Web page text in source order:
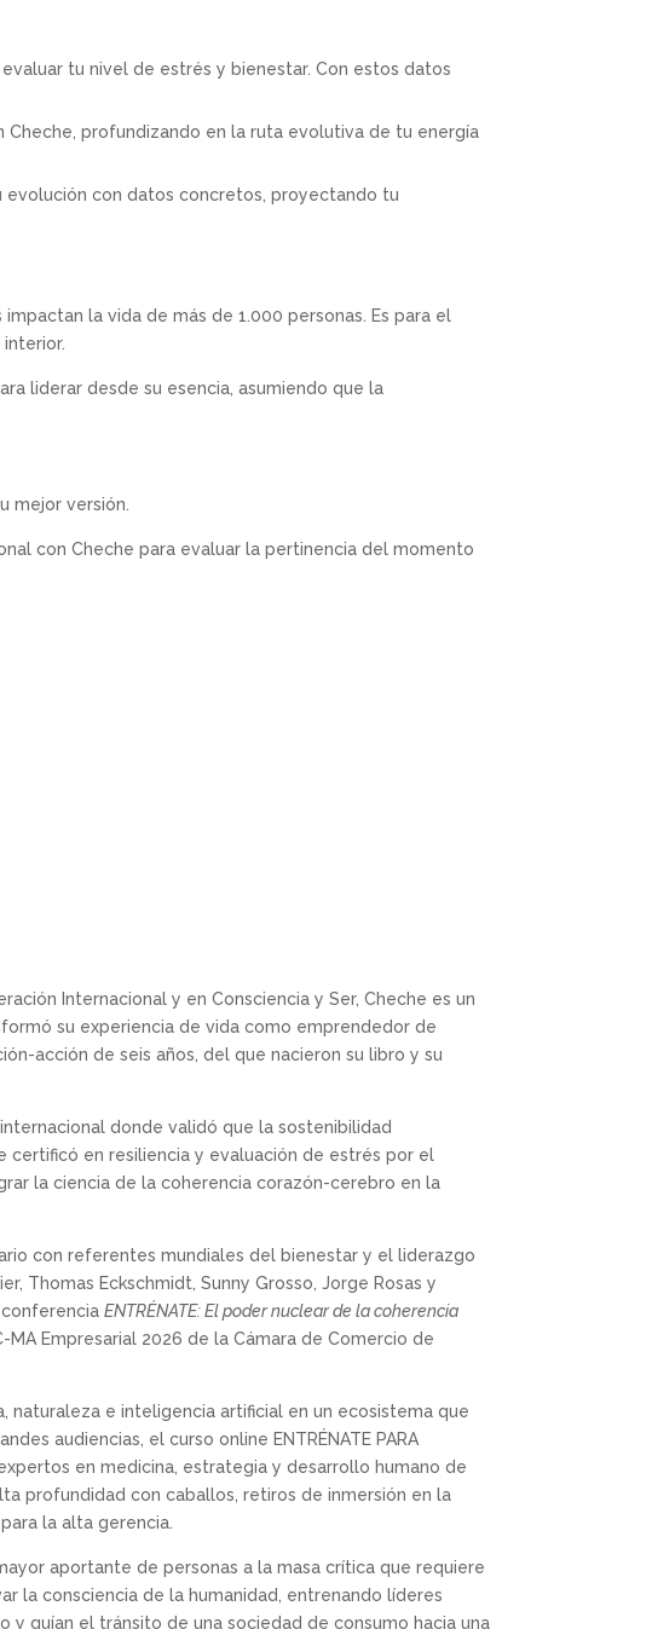
tu nivel de estrés y bienestar. Con estos datos
profundizando en la ruta evolutiva de tu energía
evolución con datos concretos, proyectando tu
la vida de más de 1.000 personas. Es para el
liderar desde su esencia, asumiendo que la
mejor versión.
con Cheche para evaluar la pertinencia del momento
Internacional y en Consciencia y Ser, Cheche es un
su experiencia de vida como emprendedor de
acción de seis años, del que nacieron su libro y su
donde validó que la sostenibilidad
certificó en resiliencia y evaluación de estrés por el
la ciencia de la coherencia corazón-cerebro en la
con referentes mundiales del bienestar y el liderazgo
Thomas Eckschmidt, Sunny Grosso, Jorge Rosas y
ENTRÉNATE: El poder nuclear de la coherencia
Empresarial 2026 de la Cámara de Comercio de
naturaleza e inteligencia artificial en un ecosistema que
audiencias, el curso online ENTRÉNATE PARA
en medicina, estrategia y desarrollo humano de
profundidad con caballos, retiros de inmersión en la
la alta gerencia.
aportante de personas a la masa crítica que requiere
la consciencia de la humanidad, entrenando líderes
y guían el tránsito de una sociedad de consumo hacia una